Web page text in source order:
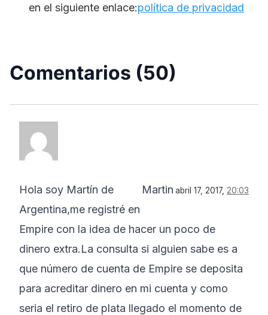
en el siguiente enlace:política de privacidad
Comentarios (50)
Martin abril 17, 2017, 20:03
Hola soy Martín de
Argentina,me registré en
Empire con la idea de hacer un poco de
dinero extra.La consulta si alguien sabe es a
que número de cuenta de Empire se deposita
para acreditar dinero en mi cuenta y como
seria el retiro de plata llegado el momento de